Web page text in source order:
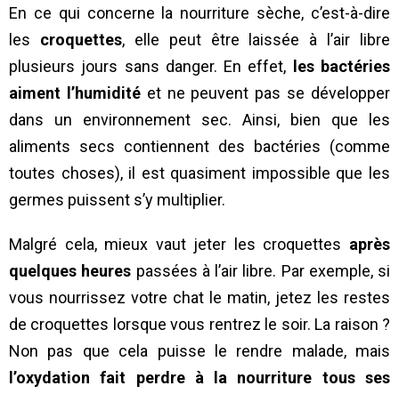
En ce qui concerne la nourriture sèche, c’est-à-dire
les croquettes, elle peut être laissée à l’air libre
plusieurs jours sans danger. En effet, les bactéries
aiment l’humiditéet ne peuvent pas se développer
dans un environnement sec. Ainsi, bien que les
aliments secs contiennent des bactéries (comme
toutes choses), il est quasiment impossible que les
germes puissent s’y multiplier.
Malgré cela, mieux vaut jeter les croquettes après
quelques heures passées à l’air libre. Par exemple, si
vous nourrissez votre chat le matin, jetez les restes
de croquettes lorsque vous rentrez le soir. La raison ?
Non pas que cela puisse le rendre malade, mais
l’oxydation fait perdre à la nourriture tous ses